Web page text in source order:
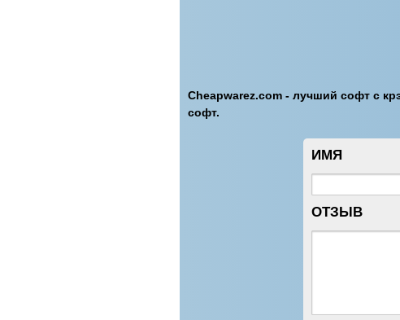
Cheapwarez.com - лучший софт с
софт.
ИМЯ
ОТЗЫВ